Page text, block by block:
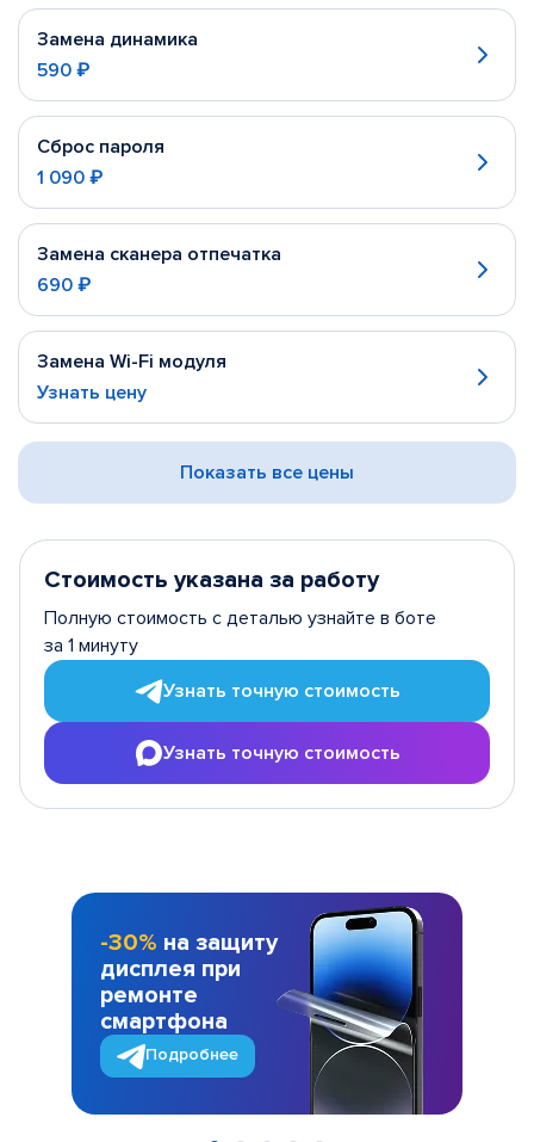
Замена динамика
590 ₽
Сброс пароля
1 090 ₽
Замена сканера отпечатка
690 ₽
Замена Wi-Fi модуля
Узнать цену
Показать все цены
Стоимость указана за работу
Полную стоимость с деталью узнайте в боте
за 1 минуту
Узнать точную стоимость
Узнать точную стоимость
-30% на защиту
дисплея при
ремонте
смартфона
Подробнее